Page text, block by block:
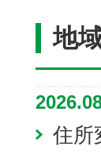
地
住所